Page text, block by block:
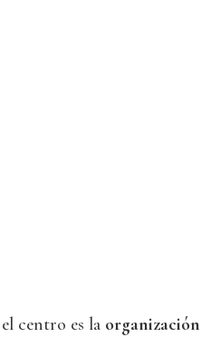
centro es la organización